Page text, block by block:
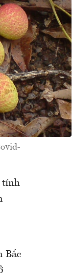
tính
Bắc